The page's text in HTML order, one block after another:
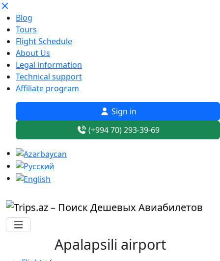
Blog
Tours
Flight Schedule
About Us
Legal information
Technical support
Affiliate program
Sign in
(+994 70) 293-39-69
Apalapsili airport